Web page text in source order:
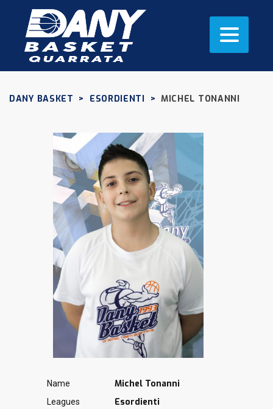
DANY BASKET > ESORDIENTI > MICHEL TONANNI
Name Michel Tonanni
Leagues Esordienti